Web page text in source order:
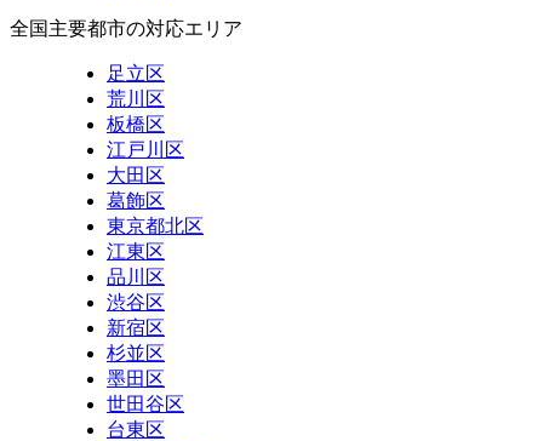
全国主要都市の対応エリア
足立区
荒川区
板橋区
江戸川区
大田区
葛飾区
東京都北区
江東区
品川区
渋谷区
新宿区
杉並区
墨田区
世田谷区
台東区